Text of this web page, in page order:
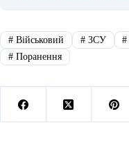
#Військовий #ЗСУ #
#Поранення